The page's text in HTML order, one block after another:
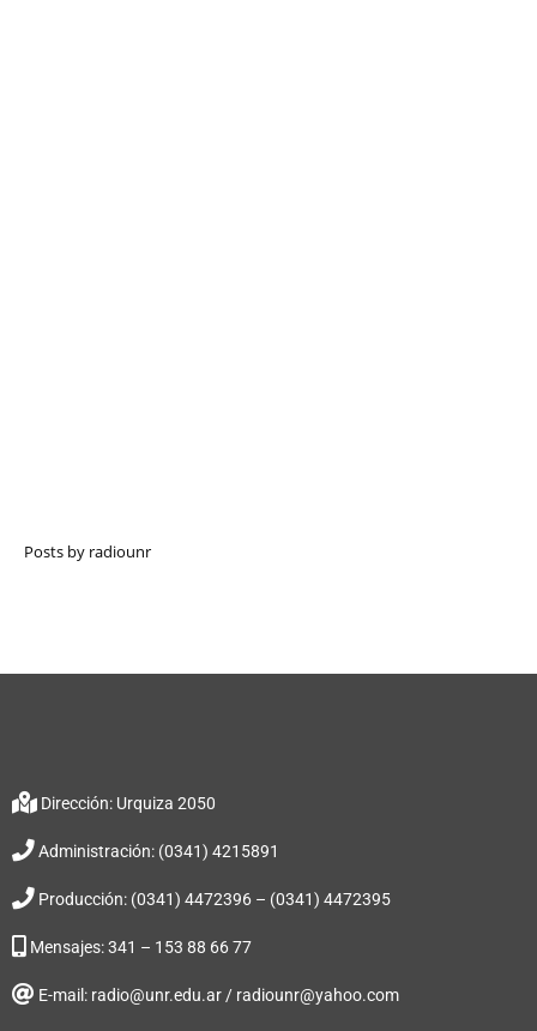
Posts by radiounr
Dirección: Urquiza 2050
Administración: (0341) 4215891
Producción: (0341) 4472396 – (0341) 4472395
Mensajes: 341 – 153 88 66 77
E-mail: radio@unr.edu.ar / radiounr@yahoo.com